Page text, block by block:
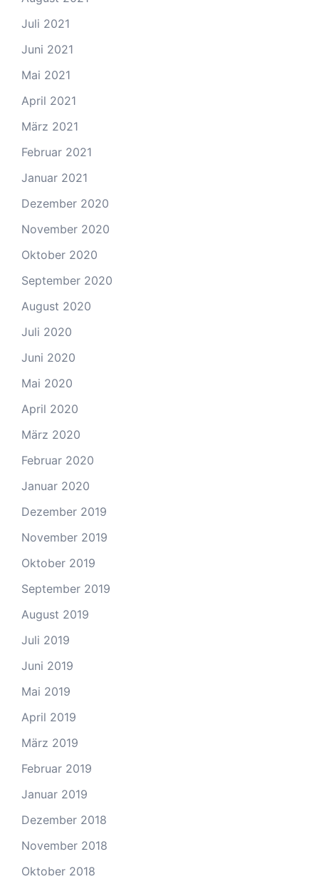
Juli 2021
Juni 2021
Mai 2021
April 2021
März 2021
Februar 2021
Januar 2021
Dezember 2020
November 2020
Oktober 2020
September 2020
August 2020
Juli 2020
Juni 2020
Mai 2020
April 2020
März 2020
Februar 2020
Januar 2020
Dezember 2019
November 2019
Oktober 2019
September 2019
August 2019
Juli 2019
Juni 2019
Mai 2019
April 2019
März 2019
Februar 2019
Januar 2019
Dezember 2018
November 2018
Oktober 2018